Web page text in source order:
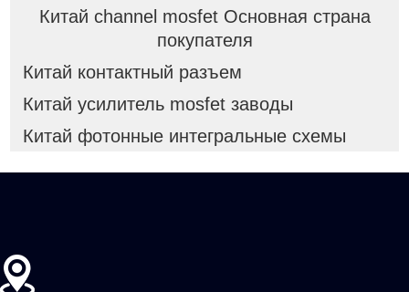
Китай channel mosfet Основная страна
покупателя
Китай контактный разъем
Китай усилитель mosfet заводы
Китай фотонные интегральные схемы